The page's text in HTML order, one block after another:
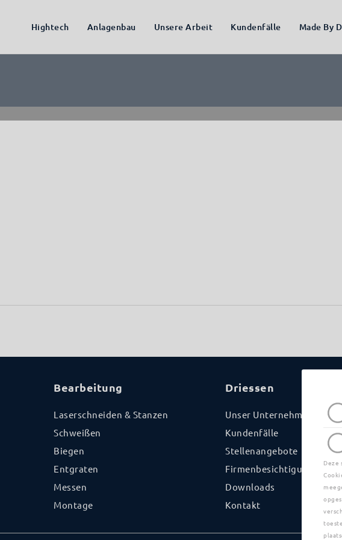
Deze
Hightech Anlagenbau Unsere Arbeit Kundenfälle Made By
Bearbeitung
Laserschneiden & Stanzen
Schweißen
Biegen
Entgraten
Messen
Montage
Driessen
Unser Unternehmen
Kundenfälle
Stellenangebote
Firmenbesichtigung
Downloads
Kontakt